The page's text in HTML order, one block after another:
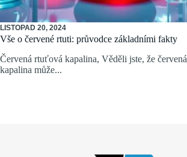
LISTOPAD 20, 2024
Vše o červené rtuti: průvodce základními fakty
Červená rtuťová kapalina, Věděli jste, že
kapalina může...